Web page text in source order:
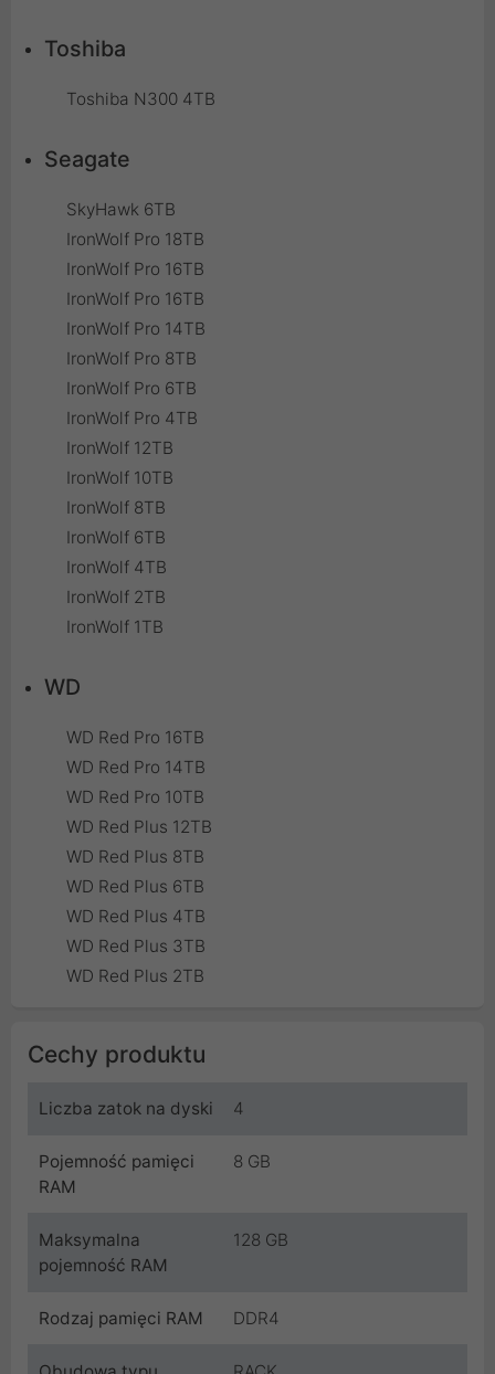
Toshiba
Toshiba N300 4TB
Seagate
SkyHawk 6TB
IronWolf Pro 18TB
IronWolf Pro 16TB
IronWolf Pro 16TB
IronWolf Pro 14TB
IronWolf Pro 8TB
IronWolf Pro 6TB
IronWolf Pro 4TB
IronWolf 12TB
IronWolf 10TB
IronWolf 8TB
IronWolf 6TB
IronWolf 4TB
IronWolf 2TB
IronWolf 1TB
WD
WD Red Pro 16TB
WD Red Pro 14TB
WD Red Pro 10TB
WD Red Plus 12TB
WD Red Plus 8TB
WD Red Plus 6TB
WD Red Plus 4TB
WD Red Plus 3TB
WD Red Plus 2TB
Cechy produktu
Liczba zatok na dyski 4
Pojemność pamięci
RAM
8 GB
Maksymalna
pojemność RAM
128 GB
Rodzaj pamięci RAM DDR4